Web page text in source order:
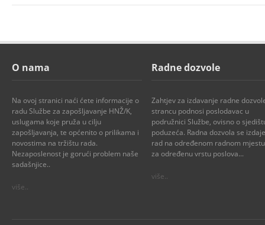
O nama
Na ovoj stranici naći ćete informacije o
radu Službe za zapošljavanje HNŽ/K,
uslugama koje pruža u cilju
zapošljavanja, te općenito o prilikama i
novostima na tržištu rada.
Nezaposlenost je gorući problem naše
sadašnjice..
više..
Radne dozvole
Zahtjev za izdavanje radne
strancu podnosi poslodavac u
podružnici Službe, ovisno o
poduzeća. Radna dozvola se
rad na određenom radnom
za određenu vrstu poslova...
više..